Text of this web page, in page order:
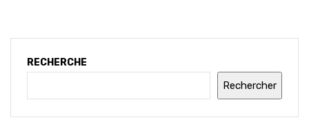
RECHERCHE
Rechercher